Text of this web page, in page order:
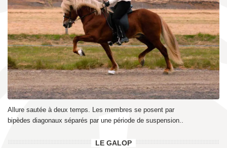
Allure sautée à deux temps. Les membres se posent par
bipèdes diagonaux séparés par une période de suspension..
LE GALOP